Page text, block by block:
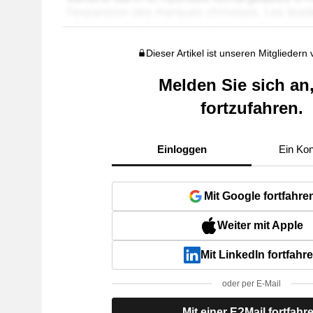
Dieser Artikel ist unseren Mitgliedern
Melden Sie sich
fortzufahren.
Einloggen Ein
Mit Google
Weiter mit Apple
Mit LinkedIn
oder per E-Mail